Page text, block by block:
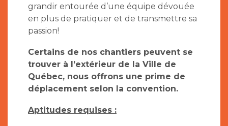
grandir entourée d’une équipe dévouée
en plus de pratiquer et de transmettre sa
passion!
Certains de nos chantiers peuvent se
trouver à l’extérieur de la Ville de
Québec, nous offrons une prime de
déplacement selon la convention.
Aptitudes requises :